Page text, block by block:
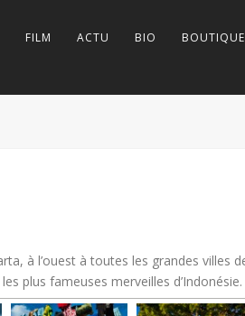
FILM ACTU BIO BOUTIQUE
à l’ouest à toutes les grandes villes
plus fameuses merveilles d’Indonésie.